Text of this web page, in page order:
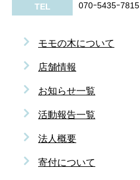
TEL
070ｰ5435ｰ7815
モモの木について
店舗情報
お知らせ一覧
活動報告一覧
法人概要
寄付について